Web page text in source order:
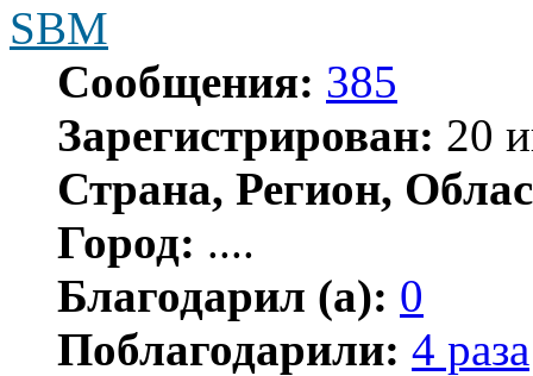
SBM
Сообщения: 385
Зарегистрирован: 20
Страна, Регион,
Город: ....
Благодарил (а): 0
Поблагодарили: 4 раза